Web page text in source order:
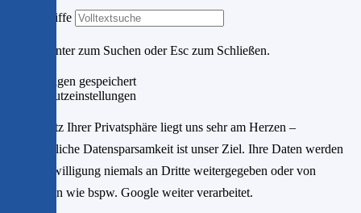
Suchbegriffe
Drücke Enter zum Suchen oder Esc zum Schließen.
Einstellungen gespeichert
Datenschutzeinstellungen
Der Schutz Ihrer Privatsphäre liegt uns sehr am Herzen –
größtmögliche Datensparsamkeit ist unser Ziel. Ihre Daten werden
ohne Einwilligung niemals an Dritte weitergegeben oder von
Drittfirmen wie bspw. Google weiter verarbeitet.